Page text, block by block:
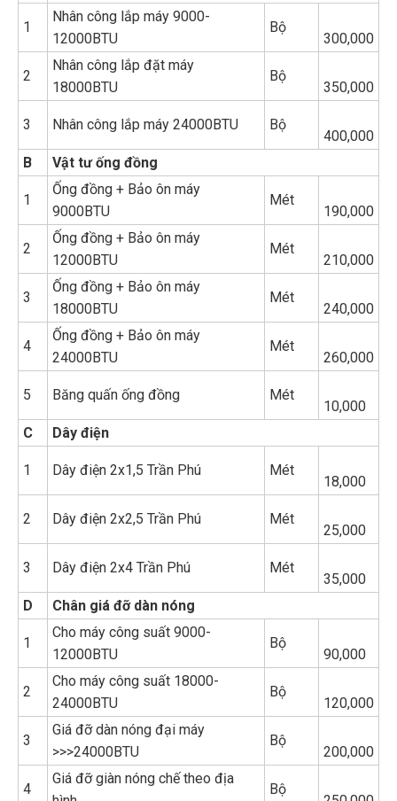
1
Nhân công lắp máy 9000-
12000BTU
Bộ
300,000
2
Nhân công lắp đặt máy
18000BTU
Bộ
350,000
3 Nhân công lắp máy 24000BTU Bộ
400,000
B
Vật tư ống đồng
1
Ống đồng + Bảo ôn máy
9000BTU
Mét
190,000
2
Ống đồng + Bảo ôn máy
12000BTU
Mét
210,000
3
Ống đồng + Bảo ôn máy
18000BTU
Mét
240,000
4
Ống đồng + Bảo ôn máy
24000BTU
Mét
260,000
5 Băng quấn ống đồng Mét
10,000
C
Dây điện
1 Dây điện 2x1,5 Trần Phú Mét
18,000
2 Dây điện 2x2,5 Trần Phú Mét
25,000
3 Dây điện 2x4 Trần Phú Mét
35,000
D
Chân giá đỡ dàn nóng
1
Cho máy công suất 9000-
12000BTU
Bộ
90,000
2
Cho máy công suất 18000-
24000BTU
Bộ
120,000
3
Giá đỡ dàn nóng đại máy
>>>24000BTU
Bộ
200,000
4
Giá đỡ giàn nóng chế theo địa
Bộ